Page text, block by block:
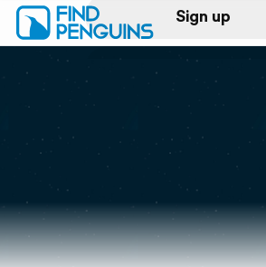
Sign up
Log in
Print a book
Flyover video